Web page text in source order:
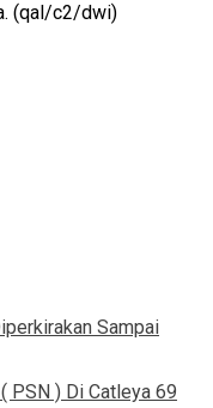
(qal/c2/dwi)
Sampai
PSN ) Di Catleya 69